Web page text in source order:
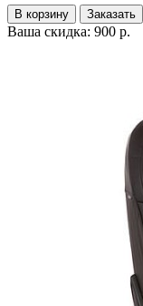
В корзину Заказать
Ваша скидка: 900 р.